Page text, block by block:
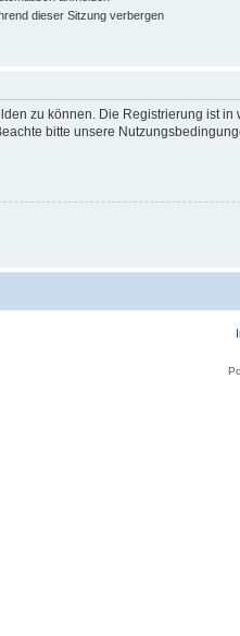
dieser Sitzung verbergen
zu können. Die Registrierung ist
bitte unsere